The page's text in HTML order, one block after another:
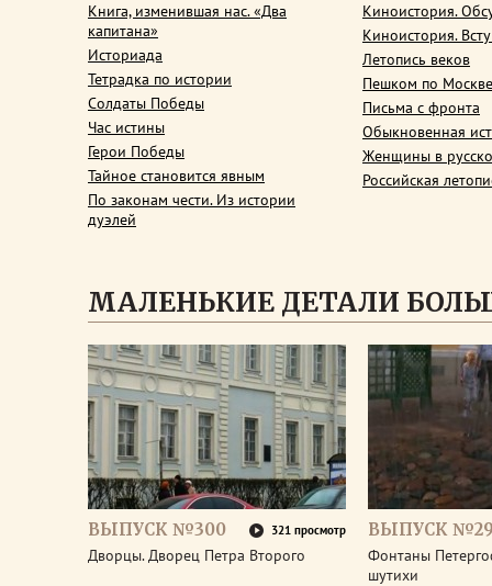
Книга, изменившая нас. «Два
капитана»
Историада
Тетрадка по истории
Солдаты Победы
Час истины
Герои Победы
Тайное становится явным
По законам чести. Из истории
дуэлей
Киноистория.
Киноистория.
Летопись веков
Пешком по Москве
Письма с фронта
Обыкновенная
Женщины в
Российская
МАЛЕНЬКИЕ ДЕТАЛИ
ВЫПУСК №300 321 просмотр
Дворцы. Дворец Петра Второго
ВЫПУСК
Фонтаны
шутихи